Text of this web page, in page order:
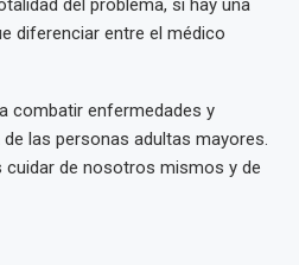
del problema, si hay una
diferenciar entre el médico
combatir enfermedades y
las personas adultas mayores.
cuidar de nosotros mismos y de